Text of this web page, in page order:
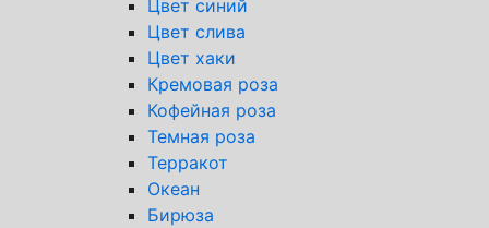
Цвет синий
Цвет слива
Цвет хаки
Кремовая роза
Кофейная роза
Темная роза
Терракот
Океан
Бирюза